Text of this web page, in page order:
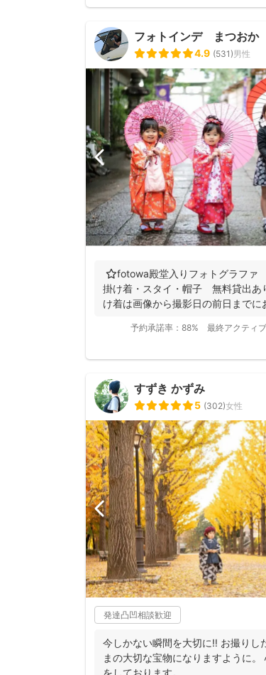
フォトインデ まつおか
4.9 (531)男性
⭐️fotowa殿堂入りフォトグラファ
掛け着・スタイ・帽子 無料貸出あ
け着は画像から撮影日の前日までに
予約承諾率： 88% 最終アクティブ
すずき かずみ
5 (302)女性
発達凸凹相談歓迎
今しかない瞬間を大切に‼︎ お撮りし
まの大切な宝物になりますように。
をしております。